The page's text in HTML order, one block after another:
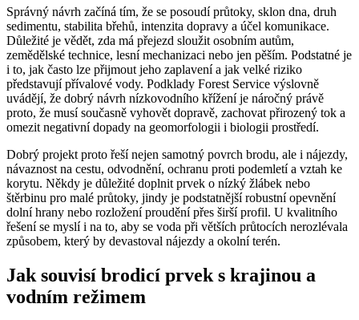
Správný návrh začíná tím, že se posoudí průtoky, sklon dna, druh
sedimentu, stabilita břehů, intenzita dopravy a účel komunikace.
Důležité je vědět, zda má přejezd sloužit osobním autům,
zemědělské technice, lesní mechanizaci nebo jen pěším. Podstatné je
i to, jak často lze přijmout jeho zaplavení a jak velké riziko
představují přívalové vody. Podklady Forest Service výslovně
uvádějí, že dobrý návrh nízkovodního křížení je náročný právě
proto, že musí současně vyhovět dopravě, zachovat přirozený tok a
omezit negativní dopady na geomorfologii i biologii prostředí.
Dobrý projekt proto řeší nejen samotný povrch brodu, ale i nájezdy,
návaznost na cestu, odvodnění, ochranu proti podemletí a vztah ke
korytu. Někdy je důležité doplnit prvek o nízký žlábek nebo
štěrbinu pro malé průtoky, jindy je podstatnější robustní opevnění
dolní hrany nebo rozložení proudění přes širší profil. U kvalitního
řešení se myslí i na to, aby se voda při větších průtocích nerozlévala
způsobem, který by devastoval nájezdy a okolní terén.
Jak souvisí brodicí prvek s krajinou a
vodním režimem